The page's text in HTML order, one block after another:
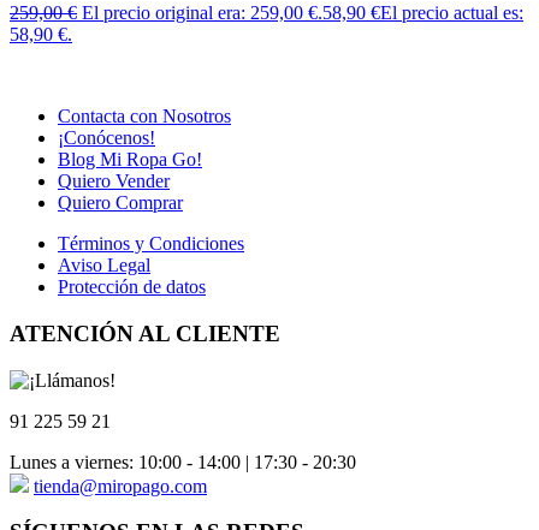
259,00€ El precio original era: 259,00 €.58,90 €El precio actual es:
58,90 €.
Contacta con Nosotros
¡Conócenos!
Blog Mi Ropa Go!
Quiero Vender
Quiero Comprar
Términos y Condiciones
Aviso Legal
Protección de datos
ATENCIÓN AL CLIENTE
91 225 59 21
Lunes a viernes: 10:00 - 14:00 | 17:30 - 20:30
tienda@miropago.com